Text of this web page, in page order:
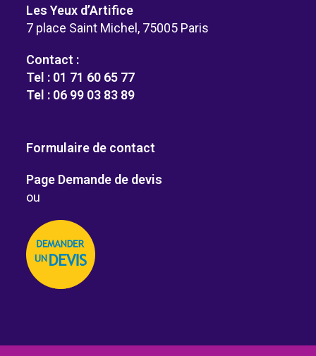
Les Yeux d’Artifice
7 place Saint Michel, 75005 Paris
Contact :
Tel : 01 71 60 65 77
Tel : 06 99 03 83 89
Formulaire de contact
Page Demande de devis
ou